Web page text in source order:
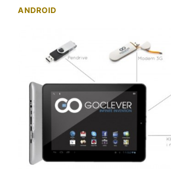
ANDROID